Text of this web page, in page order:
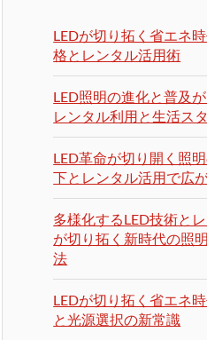
LEDが切り拓く省エネ
格とレンタル活用術
LED照明の進化と普及
レンタル利用と生活ス
LED革命が切り開く照
下とレンタル活用で広
多様化するLED技術と
が切り拓く新時代の照
法
LEDが切り拓く省エネ
と光源選択の新常識